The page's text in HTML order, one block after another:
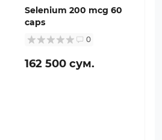
Selenium 200 mcg 60
caps
0
162 500 сум.